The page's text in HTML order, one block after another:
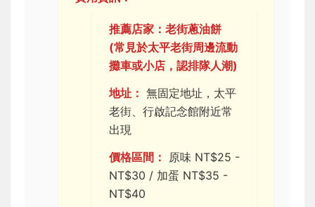
推薦店家：老街蔥油餅
(常見於太平老街周邊流動
攤車或小店，認排隊人潮)
地址： 無固定地址，太平
老街、行啟記念館附近常
出現
價格區間：
原味 NT$25 -
NT$30 / 加蛋 NT$35 -
NT$40